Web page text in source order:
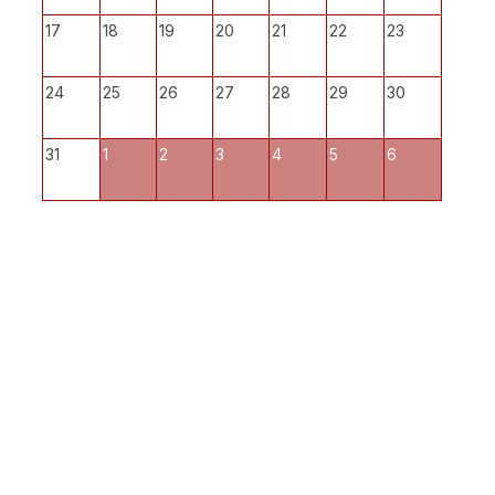
17 18 19 20 21 22 23
24 25 26 27 28 29 30
31 1 2 3 4 5 6